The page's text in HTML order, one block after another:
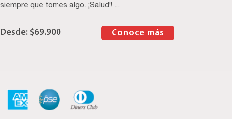
siempre que tomes algo. ¡Salud!! ...
$69.900 Conoce más